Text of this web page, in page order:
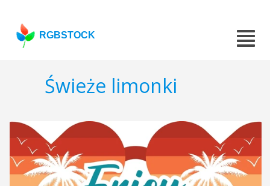
RGBSTOCK
Świeże limonki